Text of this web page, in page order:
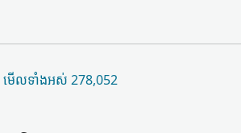
មើល​ទាំងអស់ 278,052